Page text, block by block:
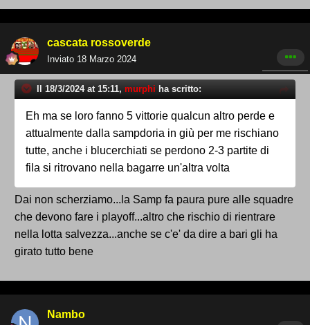
cascata rossoverde
Inviato 18 Marzo 2024
Il 18/3/2024 at 15:11, murphi ha scritto:
Eh ma se loro fanno 5 vittorie qualcun altro perde e
attualmente dalla sampdoria in giù per me rischiano
tutte, anche i blucerchiati se perdono 2-3 partite di
fila si ritrovano nella bagarre un'altra volta
Dai non scherziamo...la Samp fa paura pure alle squadre
che devono fare i playoff...altro che rischio di rientrare
nella lotta salvezza...anche se c'e' da dire a bari gli ha
girato tutto bene
Nambo